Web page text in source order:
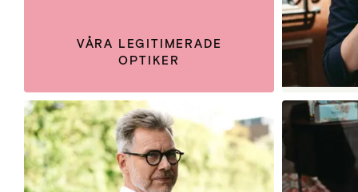
VÅRA LEGITIMERADE
OPTIKER